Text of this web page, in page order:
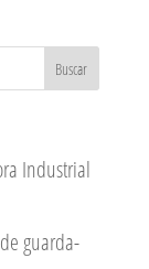
Industrial
guarda-